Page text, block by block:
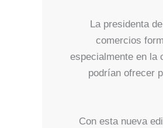
La presidenta
comercios
especialmente en la
podrían ofrecer
Con esta nueva